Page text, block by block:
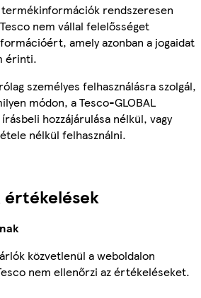
rendszeresen
nem vállal felelősséget
amely azonban a jogaidat
érinti.
személyes felhasználásra szolgál,
módon, a Tesco-GLOBAL
hozzájárulása nélkül, vagy
nélkül felhasználni.
értékelések
közvetlenül a weboldalon
nem ellenőrzi az értékeléseket.